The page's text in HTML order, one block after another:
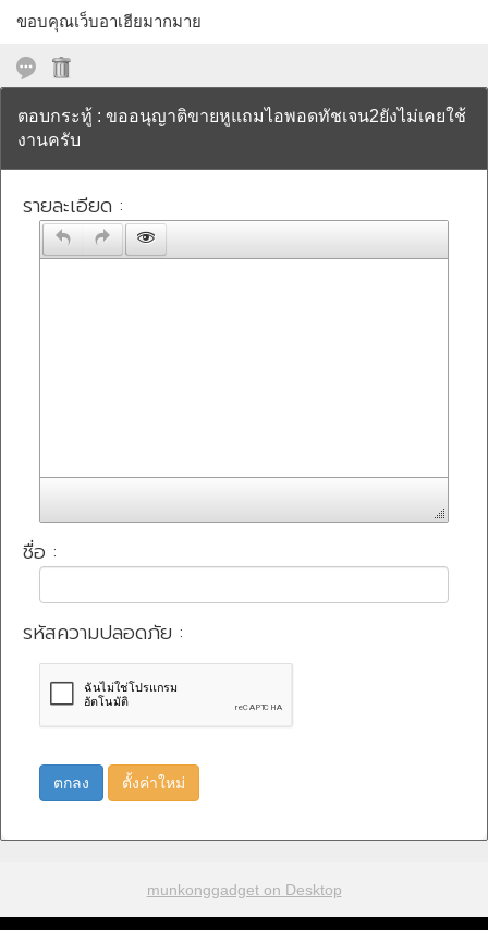
ขอบคุณเว็บอาเฮียมากมาย
ตอบกระทู้ : ขออนุญาติขายหูแถมไอพอดทัชเจน2ยังไม่เคยใช้
งานครับ
รายละเอียด :
ชื่อ :
รหัสความปลอดภัย :
ตกลง ตั้งค่าใหม่
munkonggadget on Desktop